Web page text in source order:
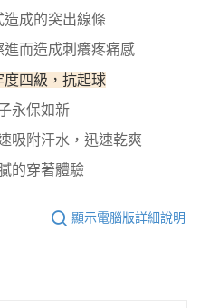
成的突出線條
而造成刺癢疼痛感
四級，抗起球
永保如新
吸附汗水，迅速乾爽
的穿著體驗
顯示電腦版詳細說明